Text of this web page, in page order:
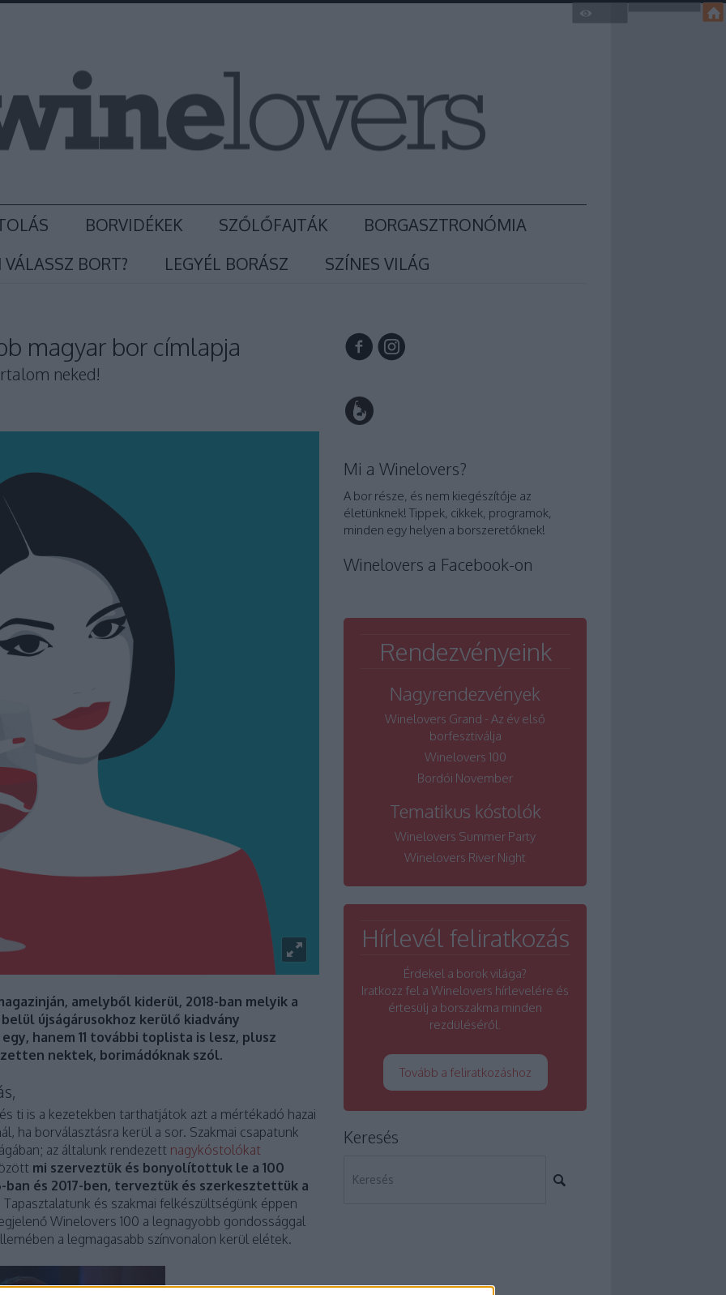
BORVIDÉKEK SZŐLŐFAJTÁK
BORGASZTRONÓMIA
BORT?
LEGYÉL BORÁSZ SZÍNES VILÁG
magyar bor címlapja
neked!
amelyből kiderül, 2018-ban melyik a
újságárusokhoz kerülő kiadvány
hanem 11 további toplista is lesz, plusz
nektek, borimádóknak szól.
ti is a kezetekben tarthatjátok azt a mértékadó hazai
ha borválasztásra kerül a sor. Szakmai csapatunk
az általunk rendezett nagykóstolókat
mi szerveztük és bonyolítottuk le a 100
és 2017-ben, terveztük és szerkesztettük a
Tapasztalatunk és szakmai felkészültségünk éppen
Winelovers 100 a legnagyobb gondossággal
a legmagasabb színvonalon kerül elétek.
Mi a Winelovers?
A bor része, és nem kiegészítője az
életünknek! Tippek, cikkek, programok,
minden egy helyen a borszeretőknek!
Winelovers a Facebook-on
Rendezvényeink
Nagyrendezvények
Winelovers Grand - Az év első
borfesztiválja
Winelovers 100
Bordói November
Tematikus kóstolók
Winelovers Summer Party
Winelovers River Night
Hírlevél feliratkozás
Érdekel a borok világa?
Iratkozz fel a Winelovers hírlevelére és
értesülj a borszakma minden
rezdüléséről.
Tovább a feliratkozáshoz
Keresés